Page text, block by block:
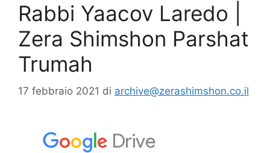
Rabbi Yaacov Laredo |
Zera Shimshon Parshat
Trumah
17 febbraio 2021 di archive@zerashimshon.co.il